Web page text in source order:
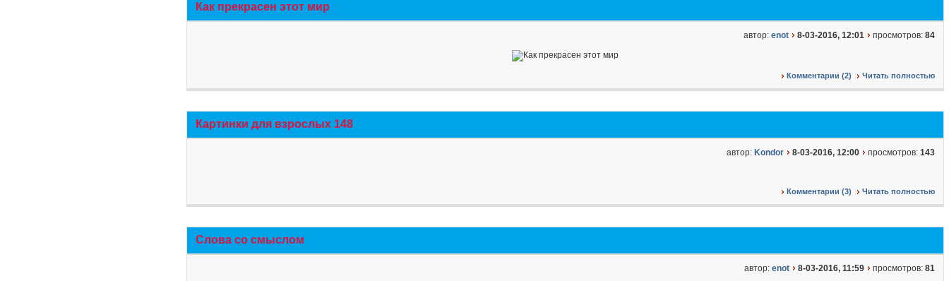
Как прекрасен этот мир
автор: enot 8-03-2016, 12:01 просмотров: 84
Комментарии (2) Читать полностью
Картинки для взрослых 148
автор: Kondor 8-03-2016, 12:00 просмотров: 143
Комментарии (3) Читать полностью
Слова со смыслом
автор: enot 8-03-2016, 11:59 просмотров: 81